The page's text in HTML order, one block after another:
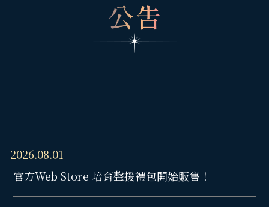
2026.08.01
官方Web Store 培育聲援禮包開始販售！